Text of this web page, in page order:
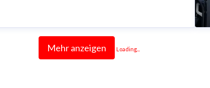
Mehr anzeigen Loading...